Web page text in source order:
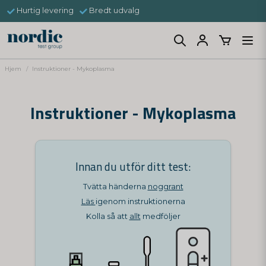
Hurtig levering Bredt udvalg
Hjem Instruktioner - Mykoplasma
Instruktioner - Mykoplasma
Innan du utför ditt test:
Tvätta händerna noggrant
Läs igenom instruktionerna
Kolla så att alltmedföljer